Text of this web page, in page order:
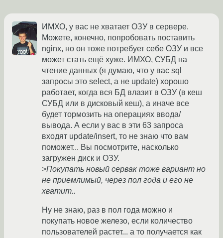
ИМХО, у вас не хватает ОЗУ в сервере.
Можете, конечно, попробовать поставить
nginx, но он тоже потребует себе ОЗУ и все
может стать ещё хуже. ИМХО, СУБД на
чтение данных (я думаю, что у вас sql
запросы это select, а не update) хорошо
работает, когда вся БД влазит в ОЗУ (в кеш
СУБД или в дисковый кеш), а иначе все
будет тормозить на операциях ввода/
вывода. А если у вас в эти 63 запроса
входят update/insert, то не знаю что вам
поможет... Вы посмотрите, насколько
загружен диск и ОЗУ.
>Покупать новый сервак тоже вариант но
не приемлимый, через пол года и его не
хватит..
Ну не знаю, раз в пол года можно и
покупать новое железо, если количество
пользователей растет... а то получается как